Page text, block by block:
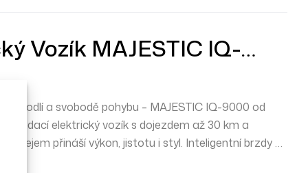
Vozík MAJESTIC IQ-
a svobodě pohybu – MAJESTIC IQ-9000 od
skládací elektrický vozík s dojezdem až 30 km a
přináší výkon, jistotu i styl. Inteligentní brzdy a
dělají z IQ-9000 ideálního společníka na každý den i na